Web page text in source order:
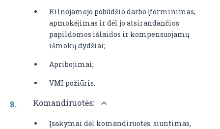
Kilnojamojo pobūdžio darbo įforminimas,
apmokėjimas ir dėl jo atsirandančios
papildomos išlaidos ir kompensuojamų
išmokų dydžiai;
Apribojimai;
VMI požiūris.
Komandiruotės:
Įsakymai dėl komandiruotės: siuntimas,